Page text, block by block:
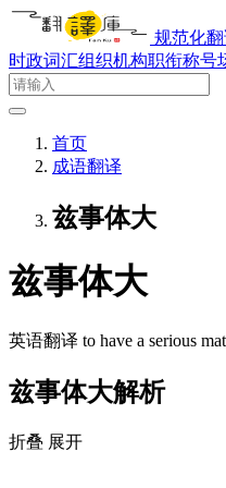
规范化
时政词汇组织机构职衔称号
首页
成语翻译
兹事体大
兹事体大
英语翻译 to have a serious
兹事体大解析
折叠 展开